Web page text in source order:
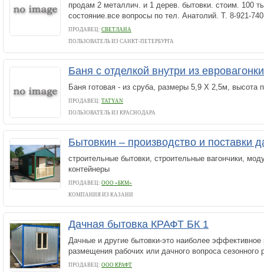
продам 2 металлич. и 1 дерев. бытовки. стоим. 100
состояние.все вопросы по тел. Анатолий. Т. 8-921-
ПРОДАВЕЦ: СВЕТЛАНА
ПОЛЬЗОВАТЕЛЬ ИЗ САНКТ-ПЕТЕРБУРГА
Баня с отделкой внутри из
Баня готовая - из сруба, размеры 5,9 Х 2,5м, высота
ПРОДАВЕЦ: TATYAN
ПОЛЬЗОВАТЕЛЬ ИЗ КРАСНОДАРА
Бытовкин – производство и поставки
строительные бытовки, строительные вагончики,
контейнеры
ПРОДАВЕЦ: ООО «БКМ»
КОМПАНИЯ ИЗ КАЗАНИ
Дачная бытовка КРАФТ БК 1
Дачные и другие бытовки-это наиболее
размещения рабочих или дачного вопроса сезонного
ПРОДАВЕЦ: ООО КРАФТ